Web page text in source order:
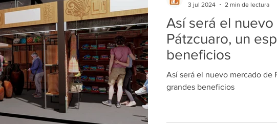
Así será el
Pátzcuaro, un
beneficios
Así será el nuevo mercado de
grandes beneficios
3 jul 2024
2 min de lectura